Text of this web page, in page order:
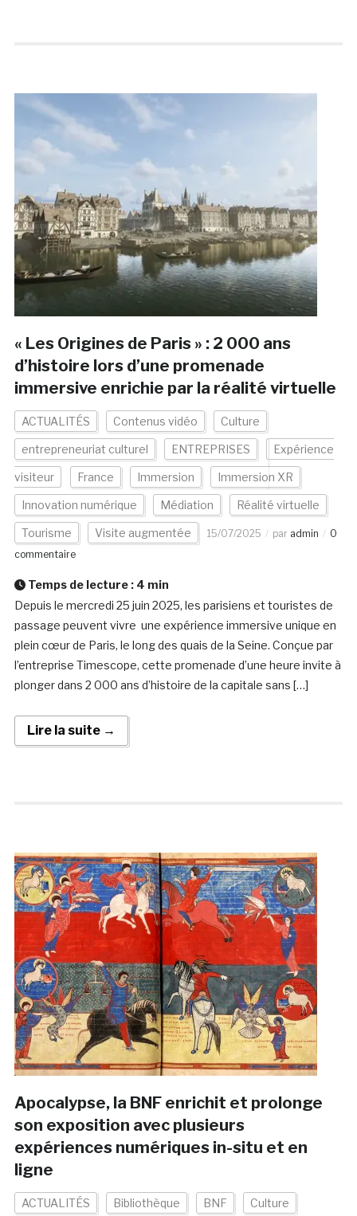
« Les Origines de Paris » : 2 000 ans
d’histoire lors d’une promenade
immersive enrichie par la réalité virtuelle
ACTUALITÉS Contenus vidéo Culture
entrepreneuriat culturel ENTREPRISES Expérience
visiteur France Immersion Immersion XR
Innovation numérique Médiation Réalité virtuelle
Tourisme Visite augmentée 15/07/2025 par admin
0
commentaire
Temps de lecture : 4 min
Depuis le mercredi 25 juin 2025, les parisiens et touristes de
passage peuvent vivre une expérience immersive unique en
plein cœur de Paris, le long des quais de la Seine. Conçue par
l’entreprise Timescope, cette promenade d’une heure invite à
plonger dans 2 000 ans d’histoire de la capitale sans […]
Lire la suite →
Apocalypse, la BNF enrichit et prolonge
son exposition avec plusieurs
expériences numériques in-situ et en
ligne
ACTUALITÉS Bibliothèque BNF Culture